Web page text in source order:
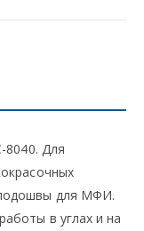
8040. Для
для МФИ.
в углах и на